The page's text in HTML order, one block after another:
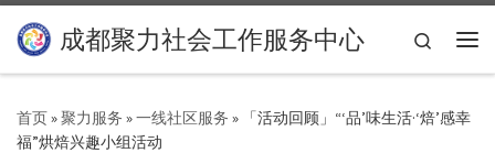
Skip to content
成都聚力社会工作服务中心
Search
首页»聚力服务 »一线社区服务 »
「活动回顾」“‘品’味生活·‘焙’感幸
福”烘焙兴趣小组活动